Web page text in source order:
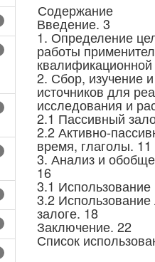
Содержание
Введение. 3
1. Определение
работы
2. Сбор, изучение
источников для
исследования и
2.1 Пассивный
2.2 Активно-
время, глаголы. 11
3. Анализ и
16
3.1 Использование
3.2
залоге. 18
Заключение. 22
Список